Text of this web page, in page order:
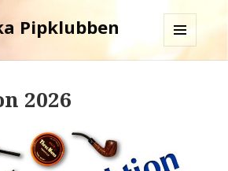
Pipklubben
MENY
2026